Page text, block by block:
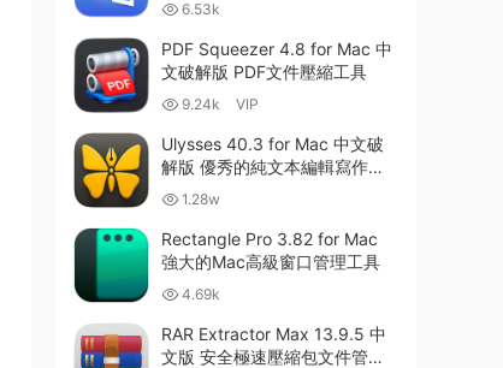
6.53k
PDF Squeezer 4.8 for Mac 中
文破解版 PDF文件壓縮工具
9.24k VIP
Ulysses 40.3 for Mac 中文破
解版 優秀的純文本編輯寫作軟
件 1.28w
Rectangle Pro 3.82 for Mac
強大的Mac高級窗口管理工具
4.69k
RAR Extractor Max 13.9.5 中
文版 安全極速壓縮包文件管理